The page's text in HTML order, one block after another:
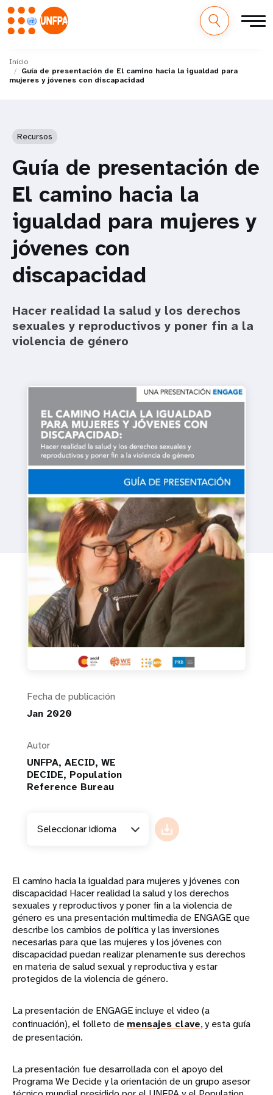
contenido
principal
M
a
Inicio
Guía de presentación de El camino hacia la igualdad para
mujeres y jóvenes con discapacidad
Fecha de publicación
Jan 2020
Autor
UNFPA, AECID, WE
DECIDE, Population
Reference Bureau
Seleccionar idioma
Recursos
Guía de presentación de
El camino hacia la
igualdad para mujeres y
jóvenes con
discapacidad
Hacer realidad la salud y los derechos
sexuales y reproductivos y poner fin a la
violencia de género
El camino hacia la igualdad para mujeres y jóvenes con
discapacidad Hacer realidad la salud y los derechos
sexuales y reproductivos y poner fin a la violencia de
género es una presentación multimedia de ENGAGE que
describe los cambios de política y las inversiones
necesarias para que las mujeres y los jóvenes con
discapacidad puedan realizar plenamente sus derechos
en materia de salud sexual y reproductiva y estar
protegidos de la violencia de género.
La presentación de ENGAGE incluye el video (a
continuación), el folleto de mensajes clave, y esta guía
de presentación.
La presentación fue desarrollada con el apoyo del
Programa We Decide y la orientación de un grupo asesor